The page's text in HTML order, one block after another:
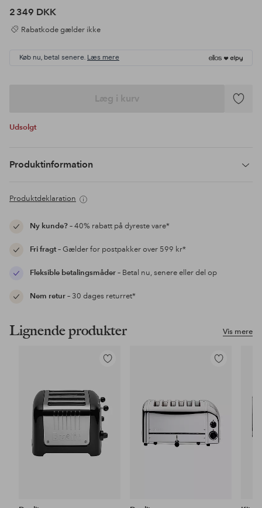
2 349 DKK
Rabatkode gælder ikke
Køb nu, betal senere. Læs mere
Læg i kurv
Tilføj
Udsolgt
Produktinformation
Produktdeklaration
Ny kunde?– 40% rabatt på dyreste vare*
Fri fragt– Gælder for postpakker over 599 kr*
Fleksible betalingsmåder– Betal nu, senere eller del op
Nem retur– 30 dages returret*
Vis mere
Lignende produkter
Tilføj
Tilføj